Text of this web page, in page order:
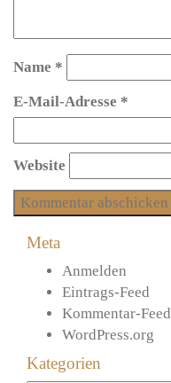
Name *
E-Mail-Adresse *
Website
Meta
Anmelden
Eintrags-Feed
Kommentar-Feed
WordPress.org
Kategorien